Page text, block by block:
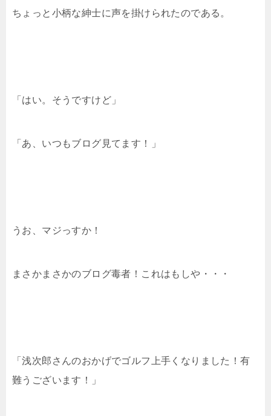
ちょっと小柄な紳士に声を掛けられたのである。
「はい。そうですけど」
「あ、いつもブログ見てます！」
うお、マジっすか！
まさかまさかのブログ毒者！これはもしや・・・
「浅次郎さんのおかげでゴルフ上手くなりました！有
難うございます！」